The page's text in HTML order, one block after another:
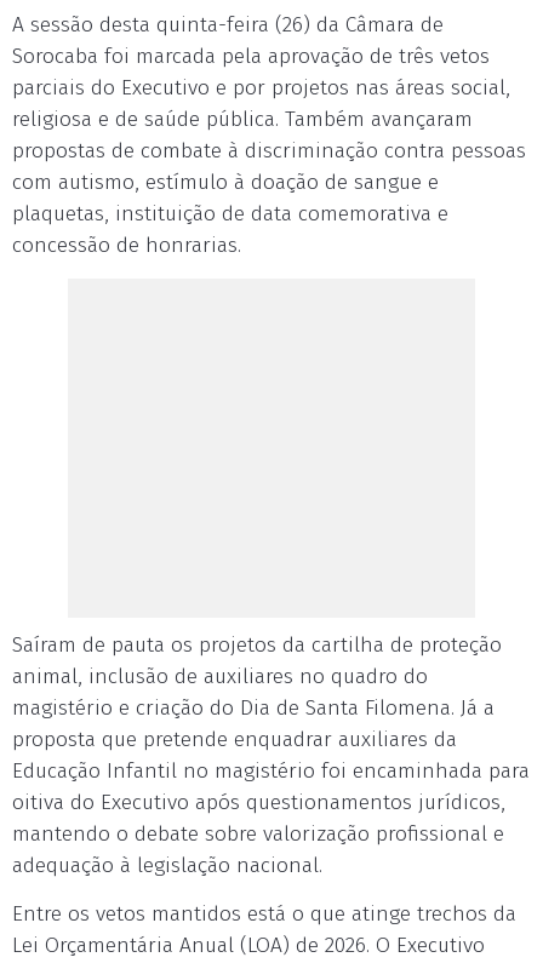
A sessão desta quinta-feira (26) da Câmara de
Sorocaba foi marcada pela aprovação de três vetos
parciais do Executivo e por projetos nas áreas social,
religiosa e de saúde pública. Também avançaram
propostas de combate à discriminação contra pessoas
com autismo, estímulo à doação de sangue e
plaquetas, instituição de data comemorativa e
concessão de honrarias.
Saíram de pauta os projetos da cartilha de proteção
animal, inclusão de auxiliares no quadro do
magistério e criação do Dia de Santa Filomena. Já a
proposta que pretende enquadrar auxiliares da
Educação Infantil no magistério foi encaminhada para
oitiva do Executivo após questionamentos jurídicos,
mantendo o debate sobre valorização profissional e
adequação à legislação nacional.
Entre os vetos mantidos está o que atinge trechos da
Lei Orçamentária Anual (LOA) de 2026. O Executivo